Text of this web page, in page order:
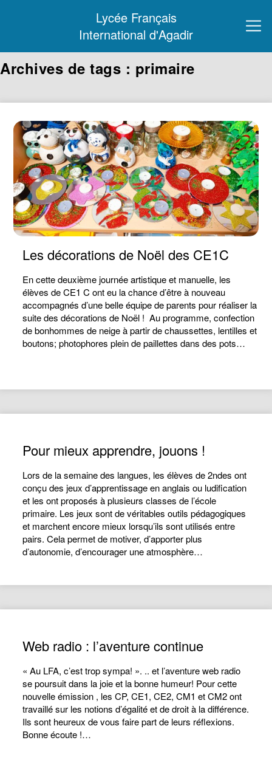
Lycée Français
International d'Agadir
Archives de tags : primaire
Les décorations de Noël des CE1C
En cette deuxième journée artistique et manuelle, les
élèves de CE1 C ont eu la chance d’être à nouveau
accompagnés d’une belle équipe de parents pour réaliser la
suite des décorations de Noël ! Au programme, confection
de bonhommes de neige à partir de chaussettes, lentilles et
boutons; photophores plein de paillettes dans des pots…
Pour mieux apprendre, jouons !
Lors de la semaine des langues, les élèves de 2ndes ont
conçu des jeux d’apprentissage en anglais ou ludification
et les ont proposés à plusieurs classes de l’école
primaire. Les jeux sont de véritables outils pédagogiques
et marchent encore mieux lorsqu’ils sont utilisés entre
pairs. Cela permet de motiver, d’apporter plus
d’autonomie, d’encourager une atmosphère…
Web radio : l’aventure continue
« Au LFA, c’est trop sympa! ». .. et l’aventure web radio
se poursuit dans la joie et la bonne humeur! Pour cette
nouvelle émission , les CP, CE1, CE2, CM1 et CM2 ont
travaillé sur les notions d’égalité et de droit à la différence.
Ils sont heureux de vous faire part de leurs réflexions.
Bonne écoute !…